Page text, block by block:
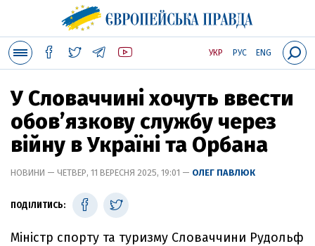
УКР РУС ENG
У Словаччині хочуть ввести
обовʼязкову службу через
війну в Україні та Орбана
НОВИНИ — ЧЕТВЕР, 11 ВЕРЕСНЯ 2025, 19:01 — ОЛЕГ ПАВЛЮК
ПОДІЛИТИСЬ:
Міністр спорту та туризму Словаччини Рудольф